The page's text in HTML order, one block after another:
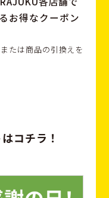
お得なクーポン
たは商品の引換えを
コチラ！